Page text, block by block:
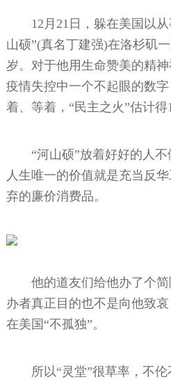
12月21日，躲在美国以从
山硕”(真名丁建强)在洛杉矶
岁。对于他用生命赞美的精
疫情失控中一个不起眼的数
着、等着，“民主之火”估计得
“河山硕”放着好好的人不
人生唯一的价值就是充当反
弃的廉价消费品。
他的道友们给他办了个简
办者真正目的也不是向他致
在美国“不孤独”。
所以“灵堂”很草率，不伦